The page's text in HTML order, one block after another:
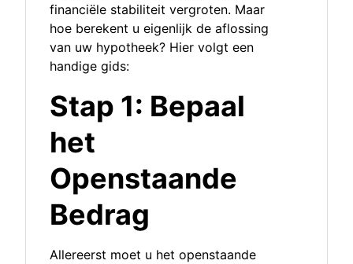
financiële stabiliteit vergroten. Maar
hoe berekent u eigenlijk de aflossing
van uw hypotheek? Hier volgt een
handige gids:
Stap 1: Bepaal
het
Openstaande
Bedrag
Allereerst moet u het openstaande